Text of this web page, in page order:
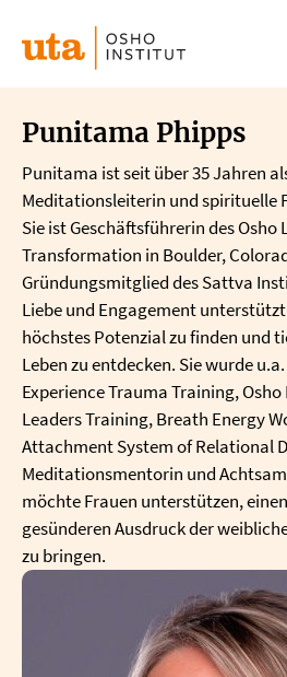
zum
Inhalt
Punitama Phipps
Punitama ist seit über 35 Jahren
Meditationsleiterin und spirituelle
Sie ist Geschäftsführerin des Osho
Transformation in Boulder,
Gründungsmitglied des Sattva
Liebe und Engagement
höchstes Potenzial zu finden und
Leben zu entdecken. Sie wurde
Experience Trauma Training,
Leaders Training, Breath Energy
Attachment System of Relational
Meditationsmentorin und
möchte Frauen unterstützen,
gesünderen Ausdruck der
zu bringen.